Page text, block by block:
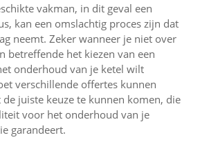
vakman, in dit geval een
kan een omslachtig proces zijn dat
neemt. Zeker wanneer je niet over
betreffende het kiezen van een
onderhoud van je ketel wilt
verschillende offertes kunnen
juiste keuze te kunnen komen, die
voor het onderhoud van je
garandeert.